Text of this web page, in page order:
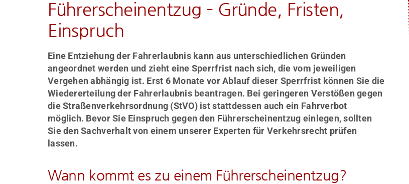
Führerscheinentzug – Gründe, Fristen,
Einspruch
Eine Entziehung der Fahrerlaubnis kann aus unterschiedlichen Gründen
angeordnet werden und zieht eine Sperrfrist nach sich, die vom jeweiligen
Vergehen abhängig ist. Erst 6 Monate vor Ablauf dieser Sperrfrist können Sie die
Wiedererteilung der Fahrerlaubnis beantragen. Bei geringeren Verstößen gegen
die Straßenverkehrsordnung (StVO) ist stattdessen auch ein Fahrverbot
möglich. Bevor Sie Einspruch gegen den Führerscheinentzug einlegen, sollten
Sie den Sachverhalt von einem unserer Experten für Verkehrsrecht prüfen
lassen.
Wann kommt es zu einem Führerscheinentzug?